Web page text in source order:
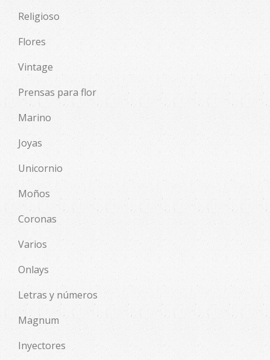
Religioso
Flores
Vintage
Prensas para flor
Marino
Joyas
Unicornio
Moños
Coronas
Varios
Onlays
Letras y números
Magnum
Inyectores